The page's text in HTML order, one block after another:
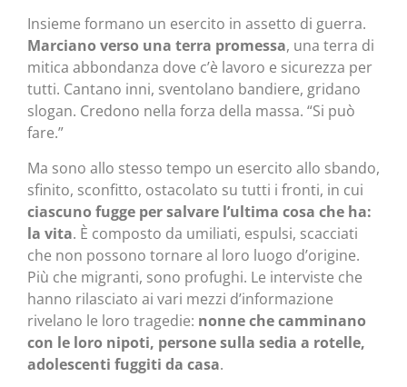
Insieme formano un esercito in assetto di guerra.
Marciano verso una terra promessa, una terra di
mitica abbondanza dove c’è lavoro e sicurezza per
tutti. Cantano inni, sventolano bandiere, gridano
slogan. Credono nella forza della massa. “Si può
fare.”
Ma sono allo stesso tempo un esercito allo sbando,
sfinito, sconfitto, ostacolato su tutti i fronti, in cui
ciascuno fugge per salvare l’ultima cosa che ha:
la vita. È composto da umiliati, espulsi, scacciati
che non possono tornare al loro luogo d’origine.
Più che migranti, sono profughi. Le interviste che
hanno rilasciato ai vari mezzi d’informazione
rivelano le loro tragedie: nonne che camminano
con le loro nipoti, persone sulla sedia a rotelle,
adolescenti fuggiti da casa.